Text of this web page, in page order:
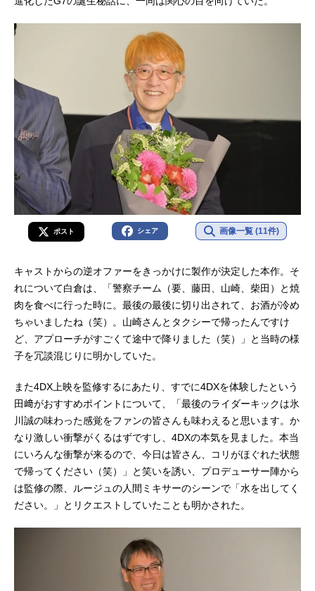
ポスト シェア 画像一覧 (11件)
キャストからの逆オファーをきっかけに製作が決定した本作。そ
れについて白倉は、「警察チーム（要、藤田、山崎、柴田）と焼
肉を食べに行った時に。最後の最後に切り出されて、お酒が冷め
ちゃいましたね（笑）。山崎さんとタクシーで帰ったんですけ
ど、アプローチがすごくて途中で降りました（笑）」と当時の様
子を冗談混じりに明かしていた。
また4DX上映を監修するにあたり、すでに4DXを体験したという
田﨑がおすすめポイントについて、「最後のライダーキックは氷
川誠の味わった感覚をファンの皆さんも味わえると思います。か
なり激しい衝撃がくるはずですし、4DXの本気を見ました。本当
にいろんな衝撃が来るので、今日は皆さん、コリがほぐれた状態
で帰ってください（笑）」と笑いを誘い、プロデューサー陣から
は監修の際、ルージュの人間ミキサーのシーンで「水を出してく
ださい。」とリクエストしていたことも明かされた。